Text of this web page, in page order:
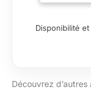
Disponibilité
Découvrez